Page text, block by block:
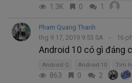
1.3K 0 1
Pham Quang Thanh
thg 9 17, 2019 9:53 SA
16
Android 10 có gì đáng
Android Q Android 10 Tìm
863 0 2